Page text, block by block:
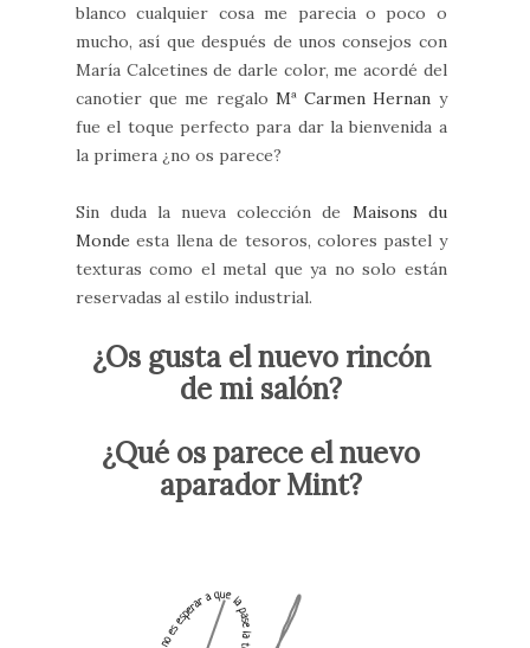
blanco cualquier cosa me parecia o poco o
mucho, así que después de unos consejos con
María Calcetines de darle color, me acordé del
canotier que me regalo Mª Carmen Hernan y
fue el toque perfecto para dar la bienvenida a
la primera ¿no os parece?
Sin duda la nueva colección de Maisons du
Monde esta llena de tesoros, colores pastel y
texturas como el metal que ya no solo están
reservadas al estilo industrial.
¿Os gusta el nuevo rincón
de mi salón?
¿Qué os parece el nuevo
aparador Mint?